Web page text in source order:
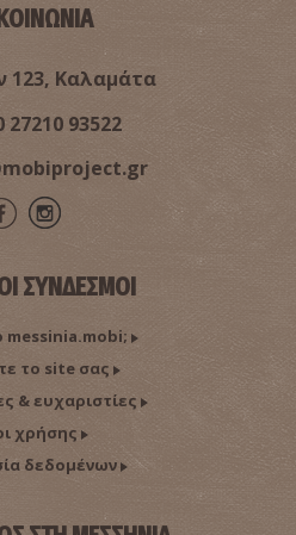
Καλαμάτα
27210 93522
ΣΥΝΔΕΣΜΟΙ
messinia.mobi;
το site σας
& ευχαριστίες
χρήσης
δεδομένων